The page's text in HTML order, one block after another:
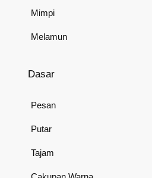
Mimpi
Melamun
Dasar
Pesan
Putar
Tajam